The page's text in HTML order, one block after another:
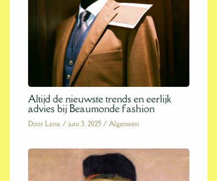
Altijd de nieuwste trends en eerlijk
advies bij Beaumonde fashion
Door Lena / juni 3, 2025 / Algemeen